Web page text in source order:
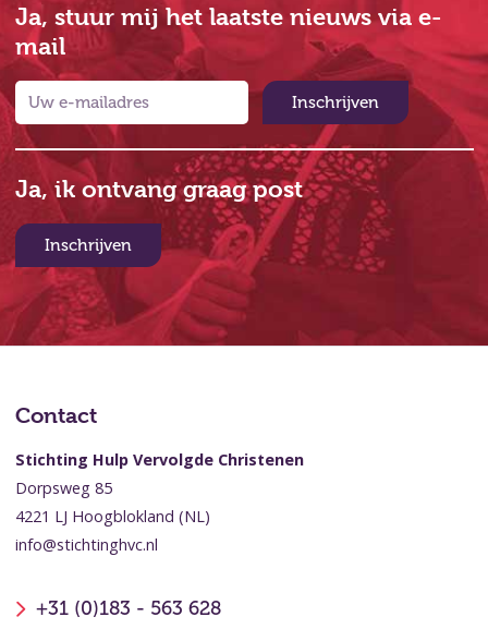
Ja, stuur mij het laatste nieuws via e-
mail
Inschrijven
Ja, ik ontvang graag post
Inschrijven
Contact
Stichting Hulp Vervolgde Christenen
Dorpsweg 85
4221 LJ Hoogblokland (NL)
info@stichtinghvc.nl
+31 (0)183 - 563 628